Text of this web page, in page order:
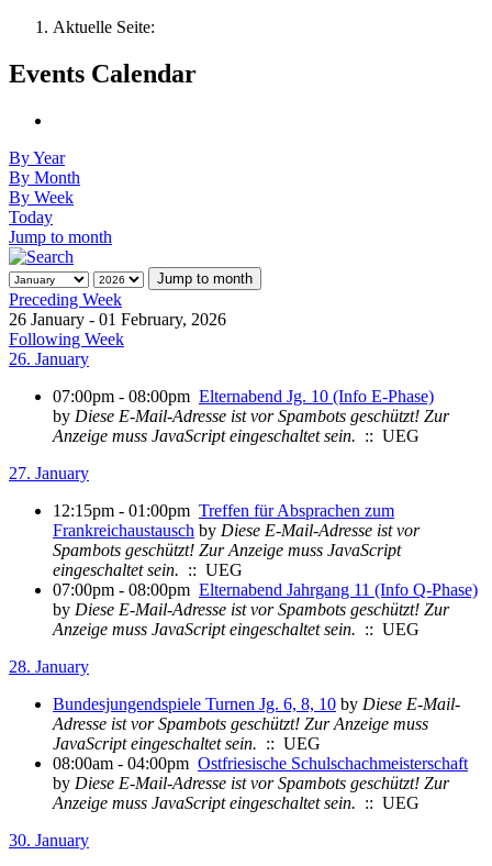
Aktuelle Seite:
Events Calendar
By Year
By Month
By Week
Today
Jump to month
Jump to month
Preceding Week
26 January - 01 February, 2026
Following Week
26. January
07:00pm - 08:00pm Elternabend Jg. 10 (Info E-Phase)
by Diese E-Mail-Adresse ist vor Spambots geschützt! Zur
Anzeige muss JavaScript eingeschaltet sein. :: UEG
27. January
12:15pm - 01:00pm Treffen für Absprachen zum
Frankreichaustausch by Diese E-Mail-Adresse ist vor
Spambots geschützt! Zur Anzeige muss JavaScript
eingeschaltet sein. :: UEG
07:00pm - 08:00pm Elternabend Jahrgang 11 (Info Q-Phase)
by Diese E-Mail-Adresse ist vor Spambots geschützt! Zur
Anzeige muss JavaScript eingeschaltet sein. :: UEG
28. January
Bundesjungendspiele Turnen Jg. 6, 8, 10 by Diese E-Mail-
Adresse ist vor Spambots geschützt! Zur Anzeige muss
JavaScript eingeschaltet sein. :: UEG
08:00am - 04:00pm Ostfriesische Schulschachmeisterschaft
by Diese E-Mail-Adresse ist vor Spambots geschützt! Zur
Anzeige muss JavaScript eingeschaltet sein. :: UEG
30. January